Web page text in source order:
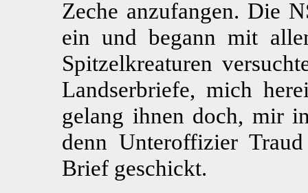
Zeche anzufangen. Die
ein und begann mit
Spitzelkreaturen
Landserbriefe, mich
gelang ihnen doch, mir
denn Unteroffizier
Brief geschickt.